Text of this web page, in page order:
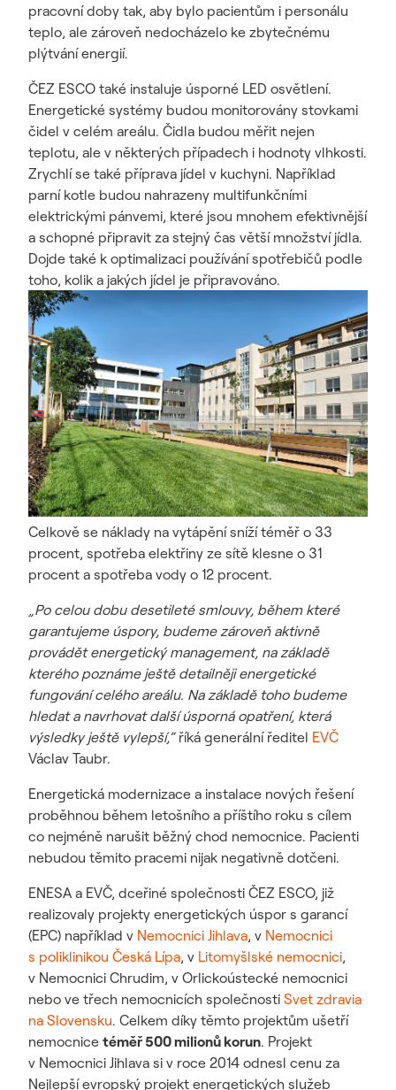
pracovní doby tak, aby bylo pacientům i personálu
teplo, ale zároveň nedocházelo ke zbytečnému
plýtvání energií.
ČEZ ESCO také instaluje úsporné LED osvětlení.
Energetické systémy budou monitorovány stovkami
čidel v celém areálu. Čidla budou měřit nejen
teplotu, ale v některých případech i hodnoty vlhkosti.
Zrychlí se také příprava jídel v kuchyni. Například
parní kotle budou nahrazeny multifunkčními
elektrickými pánvemi, které jsou mnohem efektivnější
a schopné připravit za stejný čas větší množství jídla.
Dojde také k optimalizaci používání spotřebičů podle
toho, kolik a jakých jídel je připravováno.
Celkově se náklady na vytápění sníží téměř o 33
procent, spotřeba elektřiny ze sítě klesne o 31
procent a spotřeba vody o 12 procent.
„Po celou dobu desetileté smlouvy, během které
garantujeme úspory, budeme zároveň aktivně
provádět energetický management, na základě
kterého poznáme ještě detailněji energetické
fungování celého areálu. Na základě toho budeme
hledat a navrhovat další úsporná opatření, která
výsledky ještě vylepší,“říká generální ředitel EVČ
Václav Taubr.
Energetická modernizace a instalace nových řešení
proběhnou během letošního a příštího roku s cílem
co nejméně narušit běžný chod nemocnice. Pacienti
nebudou těmito pracemi nijak negativně dotčeni.
ENESA a EVČ, dceřiné společnosti ČEZ ESCO, již
realizovaly projekty energetických úspor s garancí
(EPC) například v Nemocnici Jihlava, v Nemocnici
s poliklinikou Česká Lípa, v Litomyšlské nemocnici,
v Nemocnici Chrudim, v Orlickoústecké nemocnici
nebo ve třech nemocnicích společnosti Svet zdravia
na Slovensku. Celkem díky těmto projektům ušetří
nemocnice téměř 500 milionů korun. Projekt
v Nemocnici Jihlava si v roce 2014 odnesl cenu za
Nejlepší evropský projekt energetických služeb